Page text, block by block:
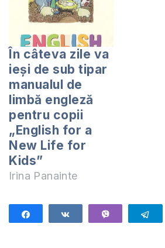
În câteva zile va
ieși de sub tipar
manualul de
limbă engleză
pentru copii
„English for a
New Life for
Kids”
Irina Panainte